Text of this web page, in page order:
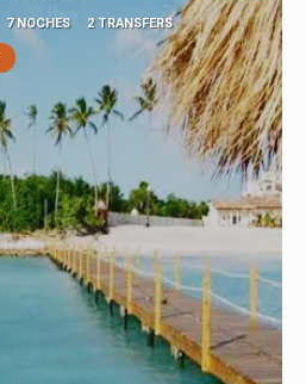
7 NOCHES
2 TRANSFERS